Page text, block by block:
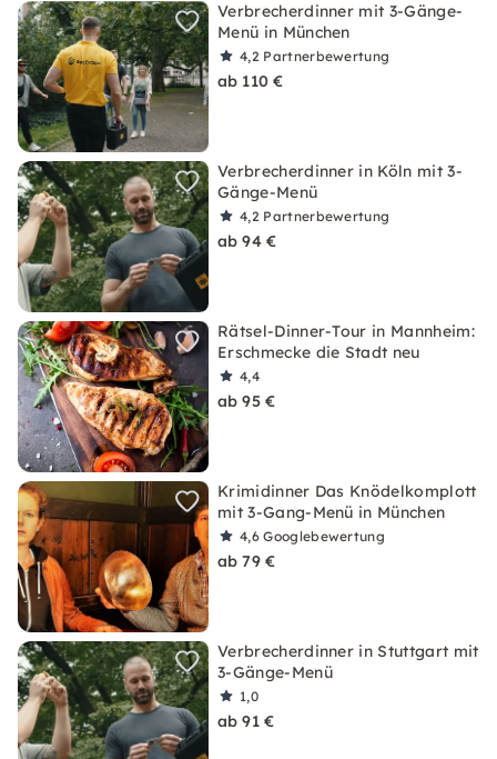
Verbrecherdinner mit 3-Gänge-
Menü in München
4,2 Partnerbewertung
ab 110 €
Verbrecherdinner in Köln mit 3-
Gänge-Menü
4,2 Partnerbewertung
ab 94 €
Rätsel-Dinner-Tour in Mannheim:
Erschmecke die Stadt neu
4,4
ab 95 €
Krimidinner Das Knödelkomplott
mit 3-Gang-Menü in München
4,6Googlebewertung
ab 79 €
Verbrecherdinner in Stuttgart mit
3-Gänge-Menü
1,0
ab 91 €